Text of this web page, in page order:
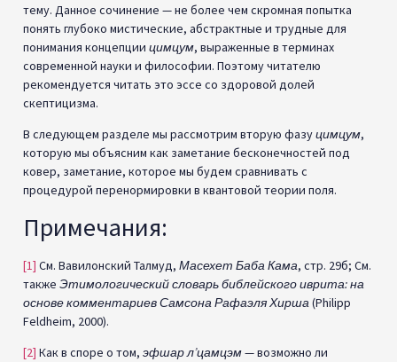
тему. Данное сочинение — не более чем скромная попытка
понять глубоко мистические, абстрактные и трудные для
понимания концепции цимцум, выраженные в терминах
современной науки и философии. Поэтому читателю
рекомендуется читать это эссе со здоровой долей
скептицизма.
В следующем разделе мы рассмотрим вторую фазуцимцум,
которую мы объясним как заметание бесконечностей под
ковер, заметание, которое мы будем сравнивать с
процедурой перенормировки в квантовой теории поля.
Примечания:
[1] См. Вавилонский Талмуд, Масехет Баба Кама, стр. 29б; См.
также Этимологический словарь библейского иврита: на
основе комментариев Самсона Рафаэля Хирша(Philipp
Feldheim, 2000).
[2] Как в споре о том, эфшар л’цамцэм— возможно ли